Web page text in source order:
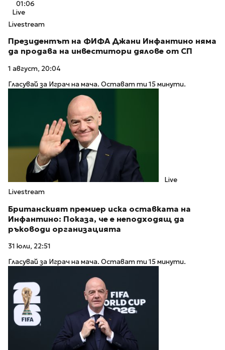
01:06
Live
Livestream
Президентът на ФИФА Джани Инфантино няма
да продава на инвеститори дялове от СП
1 август, 20:04
Гласувай за Играч на мача. Остават ти 15 минути.
Live
Livestream
Британският премиер иска оставката на
Инфантино: Показа, че е неподходящ да
ръководи организацията
31 юли, 22:51
Гласувай за Играч на мача. Остават ти 15 минути.